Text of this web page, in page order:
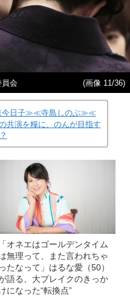
員会 (画像 11/36)
日子≫≪寺島しのぶ≫≪
演を糧に、のんが目指す
「オネエはゴールデンタイム
無理って、また言われちゃ
ったなって」はるな愛（50）
語る、大ブレイクのきっか
になった“転換点”